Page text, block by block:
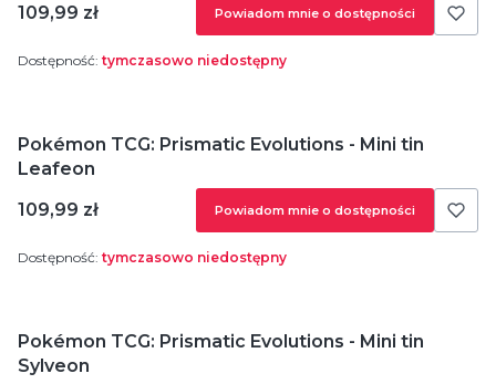
Cena
109,99 zł Powiadom mnie o dostępności
Dostępność: tymczasowo niedostępny
Pokémon TCG: Prismatic Evolutions - Mini tin
Leafeon
Cena
109,99 zł Powiadom mnie o dostępności
Dostępność: tymczasowo niedostępny
Pokémon TCG: Prismatic Evolutions - Mini tin
Sylveon